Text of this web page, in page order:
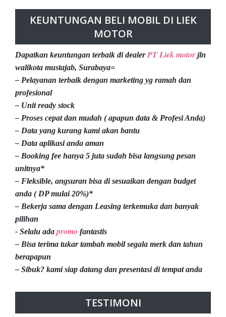
KEUNTUNGAN BELI MOBIL DI LIEK
MOTOR
Dapatkan keuntungan terbaik di dealerPT Liek motor jln
walikota mustajab, Surabaya=
– Pelayanan terbaik dengan marketing yg ramah dan
profesional
– Unit ready stock
– Proses cepat dan mudah ( apapun data & Profesi Anda)
– Data yang kurang kami akan bantu
– Data aplikasi anda aman
– Booking fee hanya 5 juta sudah bisa langsung pesan
unitnya*
– Fleksible, angsuran bisa di sesuaikan dengan budget
anda ( DP mulai 20%)*
– Bekerja sama dengan Leasing terkemuka dan banyak
pilihan
- Selalu ada promo fantastis
– Bisa terima tukar tambah mobil segala merk dan tahun
berapapun
– Sibuk? kami siap datang dan presentasi di tempat anda
TESTIMONI